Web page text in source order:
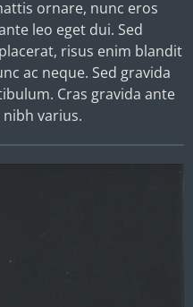
ornare, nunc eros
leo eget dui. Sed
risus enim blandit
ac neque. Sed gravida
Cras gravida ante
varius.